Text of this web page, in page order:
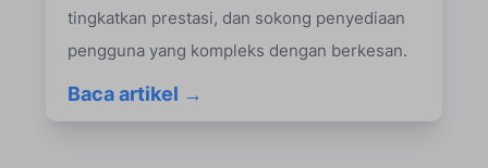
tingkatkan prestasi, dan sokong penyediaan
pengguna yang kompleks dengan berkesan.
Baca artikel →